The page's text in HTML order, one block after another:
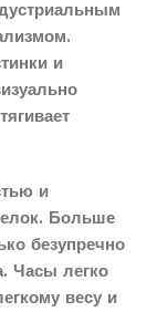
и
и
Больше
безупречно
Часы легко
весу и